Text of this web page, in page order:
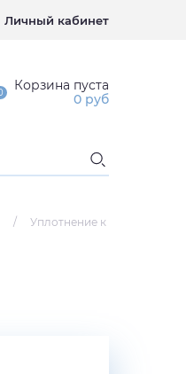
Личный кабинет
Корзина пуста
0 руб
/
Уплотнение к